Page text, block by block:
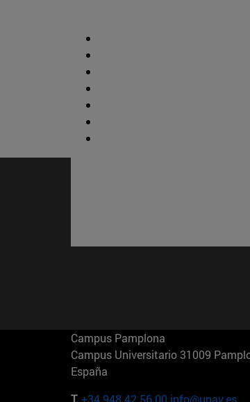
Campus Pamplona
Campus Universitario 31009
España
T. +34 948 42 56 00 info@unav.es